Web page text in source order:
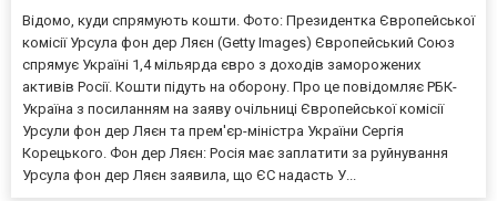
Відомо, куди спрямують кошти. Фото: Президентка Європейської
комісії Урсула фон дер Ляєн (Getty Images) Європейський Союз
спрямує Україні 1,4 мільярда євро з доходів заморожених
активів Росії. Кошти підуть на оборону. Про це повідомляє РБК-
Україна з посиланням на заяву очільниці Європейської комісії
Урсули фон дер Ляєн та прем'єр-міністра України Сергія
Корецького. Фон дер Ляєн: Росія має заплатити за руйнування
Урсула фон дер Ляєн заявила, що ЄС надасть У...